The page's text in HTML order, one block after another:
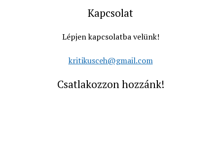
Kapcsolat
Lépjen kapcsolatba velünk!
kritikusceh@gmail.com
Csatlakozzon hozzánk!